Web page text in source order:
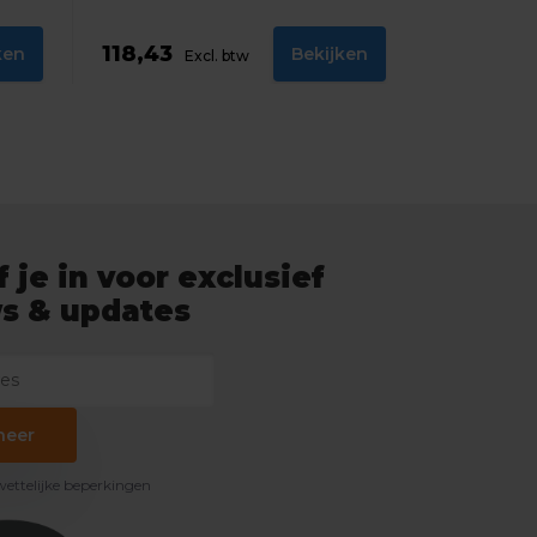
118,43 Excl. btw Bekijken
je in voor exclusief
& updates
beperkingen